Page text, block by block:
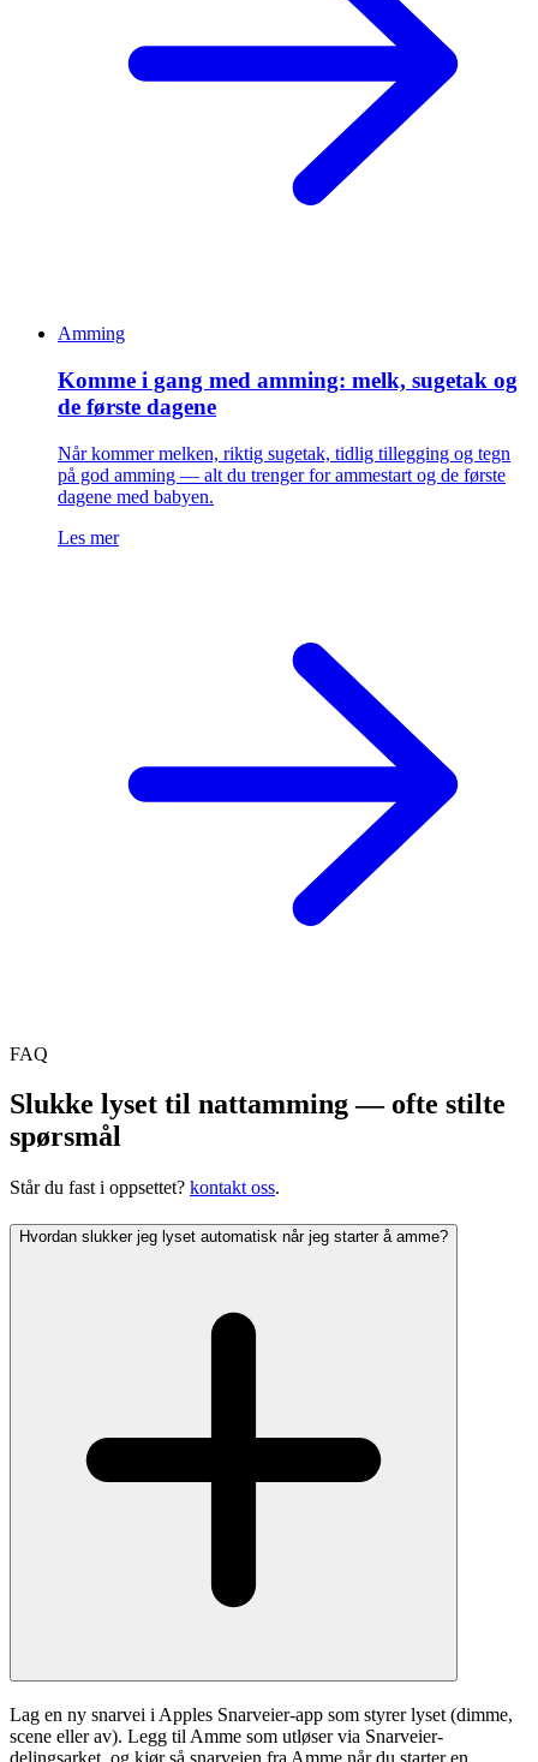
Amming
Komme i gang med amming: melk, sugetak og
de første dagene
Når kommer melken, riktig sugetak, tidlig tillegging og tegn
på god amming — alt du trenger for ammestart og de første
dagene med babyen.
Les mer
FAQ
Slukke lyset til nattamming — ofte stilte
spørsmål
Står du fast i oppsettet? kontakt oss.
Hvordan slukker jeg lyset automatisk når jeg starter å amme?
Lag en ny snarvei i Apples Snarveier-app som styrer lyset (dimme,
scene eller av). Legg til Amme som utløser via Snarveier-
delingsarket, og kjør så snarveien fra Amme når du starter en